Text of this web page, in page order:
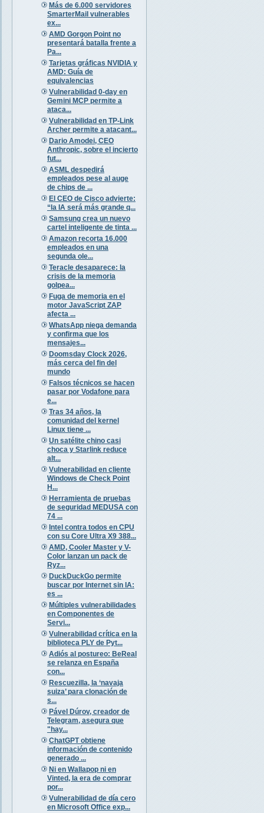
Más de 6.000 servidores
SmarterMail vulnerables
ex...
AMD Gorgon Point no
presentará batalla frente a
Pa...
Tarjetas gráficas NVIDIA y
AMD: Guía de
equivalencias
Vulnerabilidad 0-day en
Gemini MCP permite a
ataca...
Vulnerabilidad en TP-Link
Archer permite a atacant...
Dario Amodei, CEO
Anthropic, sobre el incierto
fut...
ASML despedirá
empleados pese al auge
de chips de ...
El CEO de Cisco advierte:
“la IA será más grande q...
Samsung crea un nuevo
cartel inteligente de tinta ...
Amazon recorta 16.000
empleados en una
segunda ole...
Teracle desaparece: la
crisis de la memoria
golpea...
Fuga de memoria en el
motor JavaScript ZAP
afecta ...
WhatsApp niega demanda
y confirma que los
mensajes...
Doomsday Clock 2026,
más cerca del fin del
mundo
Falsos técnicos se hacen
pasar por Vodafone para
e...
Tras 34 años, la
comunidad del kernel
Linux tiene ...
Un satélite chino casi
choca y Starlink reduce
alt...
Vulnerabilidad en cliente
Windows de Check Point
H...
Herramienta de pruebas
de seguridad MEDUSA con
74 ...
Intel contra todos en CPU
con su Core Ultra X9 388...
AMD, Cooler Master y V-
Color lanzan un pack de
Ryz...
DuckDuckGo permite
buscar por Internet sin IA:
es ...
Múltiples vulnerabilidades
en Componentes de
Servi...
Vulnerabilidad crítica en la
biblioteca PLY de Pyt...
Adiós al postureo: BeReal
se relanza en España
con...
Rescuezilla, la ‘navaja
suiza’ para clonación de
s...
Pável Dúrov, creador de
Telegram, asegura que
"hay...
ChatGPT obtiene
información de contenido
generado ...
Ni en Wallapop ni en
Vinted, la era de comprar
por...
Vulnerabilidad de día cero
en Microsoft Office exp...